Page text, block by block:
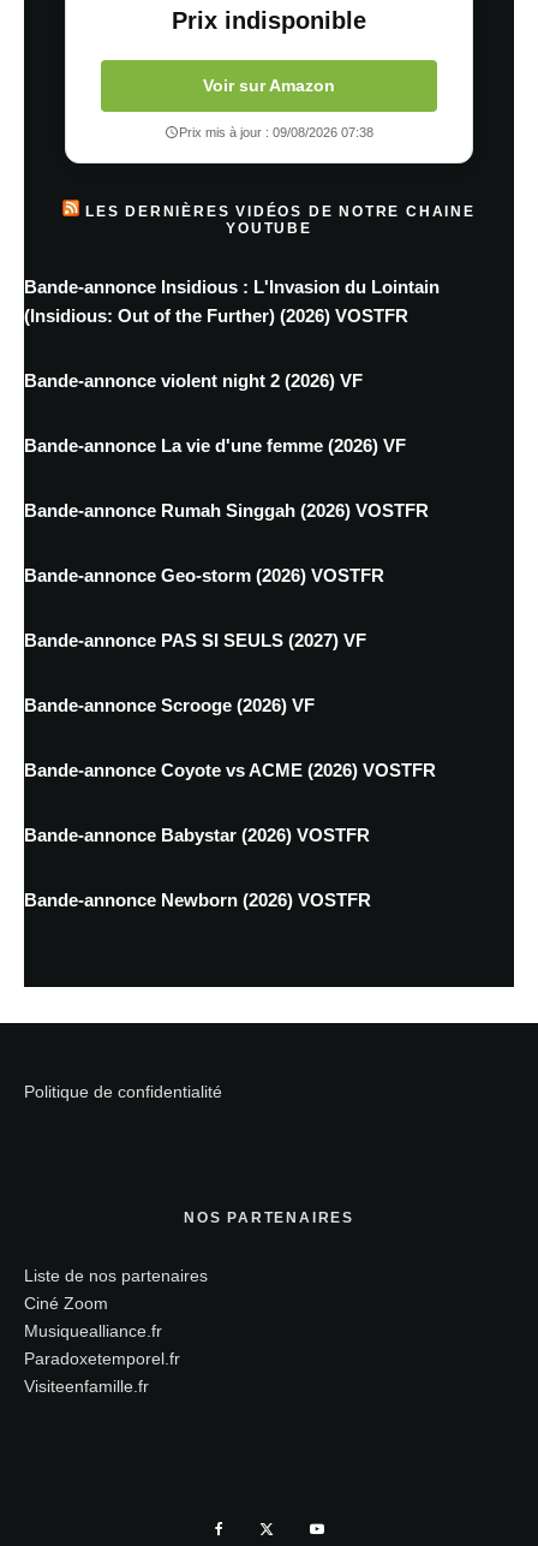
Prix indisponible
Voir sur Amazon
Prix mis à jour : 09/08/2026 07:38
LES DERNIÈRES VIDÉOS DE NOTRE CHAINE
YOUTUBE
Bande-annonce Insidious : L'Invasion du Lointain
(Insidious: Out of the Further) (2026) VOSTFR
Bande-annonce violent night 2 (2026) VF
Bande-annonce La vie d'une femme (2026) VF
Bande-annonce Rumah Singgah (2026) VOSTFR
Bande-annonce Geo-storm (2026) VOSTFR
Bande-annonce PAS SI SEULS (2027) VF
Bande-annonce Scrooge (2026) VF
Bande-annonce Coyote vs ACME (2026) VOSTFR
Bande-annonce Babystar (2026) VOSTFR
Bande-annonce Newborn (2026) VOSTFR
Politique de confidentialité
NOS PARTENAIRES
Liste de nos partenaires
Ciné Zoom
Musiquealliance.fr
Paradoxetemporel.fr
Visiteenfamille.fr